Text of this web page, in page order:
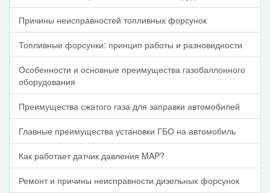
Причины неисправностей топливных форсунок
Топливные форсунки: принцип работы и разновидности
Особенности и основные преимущества газобаллонного
оборудования
Преимущества сжатого газа для заправки автомобилей
Главные преимущества установки ГБО на автомобиль
Как работает датчик давления MAP?
Ремонт и причины неисправности дизельных форсунок